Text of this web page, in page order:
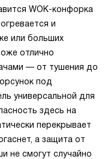
WOK-конфорка
и
или больших
отлично
— от тушения до
под
универсальной для
здесь на
перекрывает
а защита от
не смогут случайно